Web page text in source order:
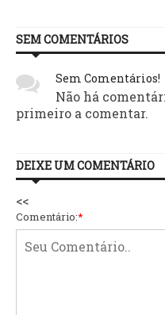
SEM COMENTÁRIOS
Sem Comentários!
Não há
primeiro a comentar.
DEIXE UM COMENTÁRIO
<<
Comentário:*